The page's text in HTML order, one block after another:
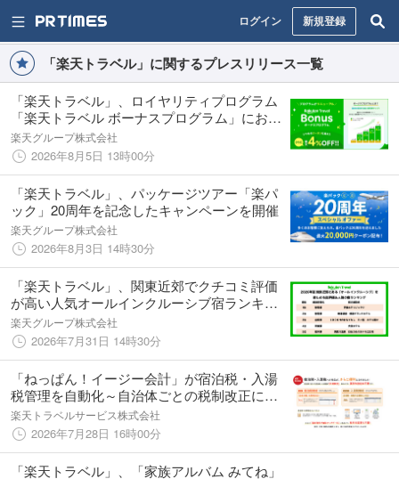
ログイン 新規登録
「楽天トラベル」に関するプレスリリース一覧
「楽天トラベル」、ロイヤリティプログラム
「楽天トラベル ボーナスプログラム」におけ
る予約時の即時割引に対応
楽天グループ株式会社
2026年8月5日 13時00分
「楽天トラベル」、パッケージツアー「楽パ
ック」20周年を記念したキャンペーンを開催
楽天グループ株式会社
2026年8月3日 14時30分
「楽天トラベル」、関東近郊でクチコミ評価
が高い人気オールインクルーシブ宿ランキン
グを発表
楽天グループ株式会社
2026年7月31日 14時30分
「ねっぱん！イージー会計」が宿泊税・入湯
税管理を自動化～自治体ごとの税制改正にも
対応、税務管理をより簡単・正確に～
楽天トラベルサービス株式会社
2026年7月28日 16時00分
「楽天トラベル」、「家族アルバム みてね」